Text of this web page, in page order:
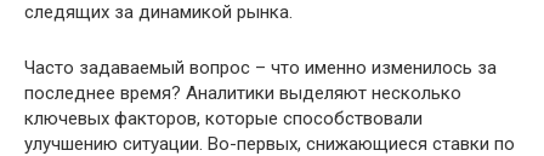
следящих за динамикой рынка.
Часто задаваемый вопрос – что именно изменилось за
последнее время? Аналитики выделяют несколько
ключевых факторов, которые способствовали
улучшению ситуации. Во-первых, снижающиеся ставки по